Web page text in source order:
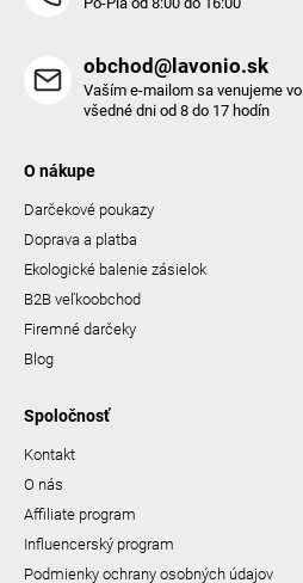
obchod@lavonio.sk
Vaším e-mailom sa venujeme vo
všedné dni od 8 do 17 hodín
O nákupe
Darčekové poukazy
Doprava a platba
Ekologické balenie zásielok
B2B veľkoobchod
Firemné darčeky
Blog
Spoločnosť
Kontakt
O nás
Affiliate program
Influencerský program
Podmienky ochrany osobných údajov